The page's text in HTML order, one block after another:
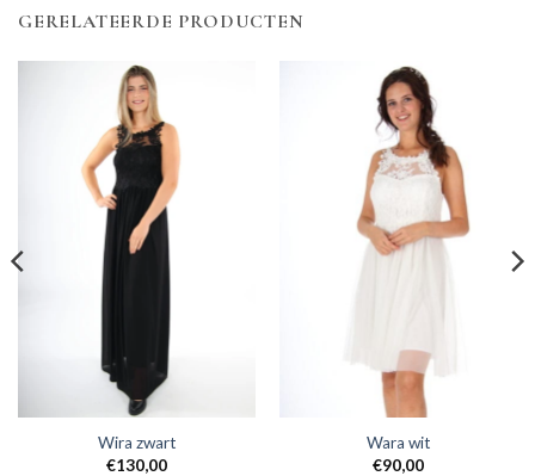
GERELATEERDE PRODUCTEN
Wira zwart
€130,00
Wara wit
€90,00